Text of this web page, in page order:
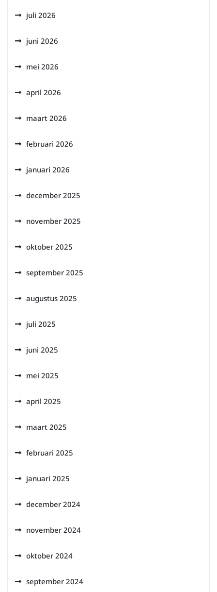
juli 2026
juni 2026
mei 2026
april 2026
maart 2026
februari 2026
januari 2026
december 2025
november 2025
oktober 2025
september 2025
augustus 2025
juli 2025
juni 2025
mei 2025
april 2025
maart 2025
februari 2025
januari 2025
december 2024
november 2024
oktober 2024
september 2024